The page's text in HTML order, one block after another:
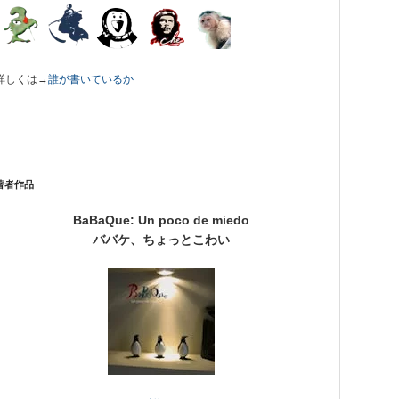
しくは→誰が書いているか
者作品
BaBaQue: Un poco de miedo
ババケ、ちょっとこわい